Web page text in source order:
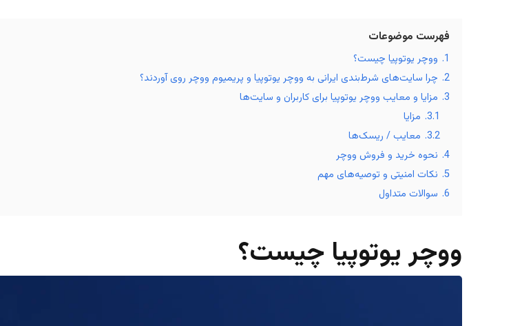
فهرست موضوعات
1. ووچر یوتوپیا چیست؟
2. چرا سایت‌های شرط‌بندی ایرانی به ووچر یوتوپیا و پریمیوم ووچر روی آوردند؟
3. مزایا و معایب ووچر یوتوپیا برای کاربران و سایت‌ها
3.1. مزایا
3.2. معایب / ریسک‌ها
4. نحوه خرید و فروش ووچر
5. نکات امنیتی و توصیه‌های مهم
6. سوالات متداول
ووچر یوتوپیا چیست؟